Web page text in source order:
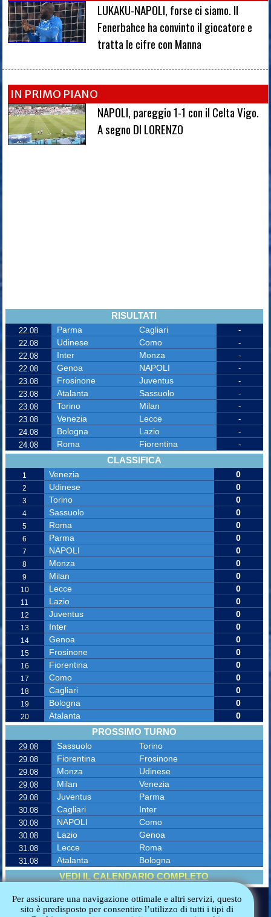
LUKAKU-NAPOLI, forse ci siamo. Il
Fenerbahce ha convinto il giocatore e
tratta le cifre con Manna
IN PRIMO PIANO
NAPOLI, pareggio 1-1 con il Celta Vigo.
A segno DI LORENZO
RISULTATI
22.08 Parma Cagliari
-
22.08
Udinese Como
-
22.08
Inter Monza
-
22.08
Genoa NAPOLI
-
23.08
Frosinone Juventus
-
23.08
Atalanta Sassuolo
-
23.08
Torino Milan
-
23.08
Venezia Lecce
-
24.08
Bologna Lazio
-
24.08
Roma Fiorentina -
CLASSIFICA
1 Venezia 0
2 Udinese 0
3 Torino 0
4 Sassuolo 0
5 Roma 0
6 Parma 0
7 NAPOLI 0
8 Monza 0
9 Milan 0
10 Lecce 0
11 Lazio 0
12 Juventus 0
13 Inter 0
14 Genoa 0
15 Frosinone 0
16 Fiorentina 0
17 Como 0
18 Cagliari 0
19 Bologna 0
20 Atalanta 0
PROSSIMO TURNO
29.08 Sassuolo Torino
29.08 Fiorentina Frosinone
29.08 Monza Udinese
29.08 Milan Venezia
29.08 Juventus Parma
30.08 Cagliari Inter
30.08 NAPOLI Como
30.08 Lazio Genoa
31.08 Lecce Roma
31.08 Atalanta Bologna
VEDI IL CALENDARIO COMPLETO
Copyright © 2014-2026 Stemas. Tutti i diritti riservati
COOKIE POLICY
REDAZIONE
Per assicurare una navigazione ottimale e altri servizi, questo
sito è predisposto per consentire l’utilizzo di tutti i tipi di